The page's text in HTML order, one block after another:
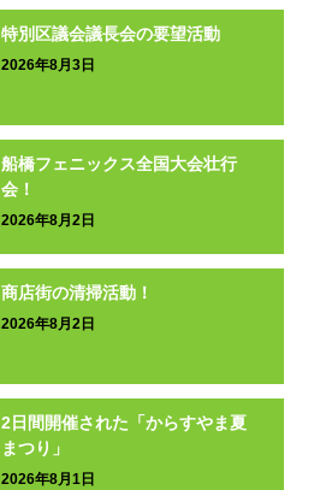
特別区議会議長会の要望活動
2026年8月3日
船橋フェニックス全国大会壮行
会！
2026年8月2日
商店街の清掃活動！
2026年8月2日
2日間開催された「からすやま夏
まつり」
2026年8月1日